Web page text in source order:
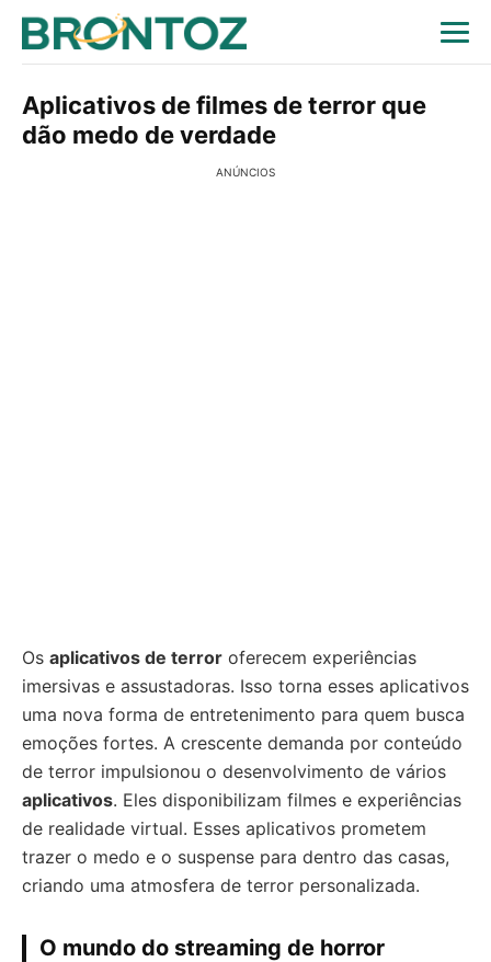
Aplicativos de filmes de terror que
dão medo de verdade
ANÚNCIOS
Os aplicativos de terror oferecem experiências
imersivas e assustadoras. Isso torna esses aplicativos
uma nova forma de entretenimento para quem busca
emoções fortes. A crescente demanda por conteúdo
de terror impulsionou o desenvolvimento de vários
aplicativos. Eles disponibilizam filmes e experiências
de realidade virtual. Esses aplicativos prometem
trazer o medo e o suspense para dentro das casas,
criando uma atmosfera de terror personalizada.
O mundo do streaming de horror